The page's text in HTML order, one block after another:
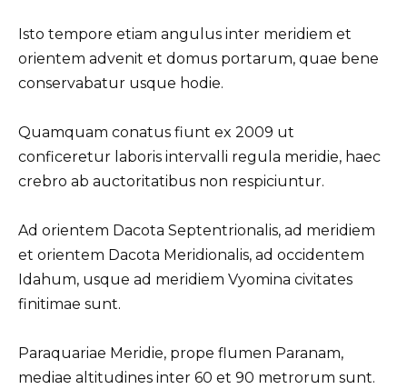
Isto tempore etiam angulus inter meridiem et
orientem advenit et domus portarum, quae bene
conservabatur usque hodie.
Quamquam conatus fiunt ex 2009 ut
conficeretur laboris intervalli regula meridie, haec
crebro ab auctoritatibus non respiciuntur.
Ad orientem Dacota Septentrionalis, ad meridiem
et orientem Dacota Meridionalis, ad occidentem
Idahum, usque ad meridiem Vyomina civitates
finitimae sunt.
Paraquariae Meridie, prope flumen Paranam,
mediae altitudines inter 60 et 90 metrorum sunt.